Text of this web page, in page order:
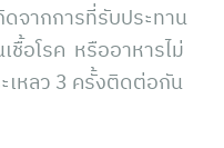
ดจากการที่รับประทาน
ชื้อโรค หรืออาหารไม่
เหลว 3 ครั้งติดต่อกัน